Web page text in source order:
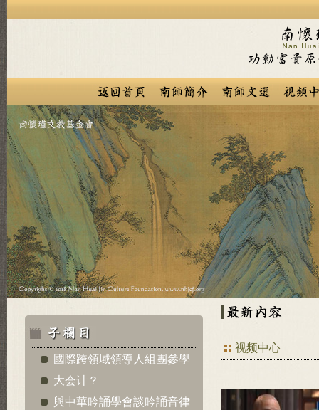
國際跨領域領導人組團參學
大会计？
與中華吟誦學會談吟誦音律
视频中心